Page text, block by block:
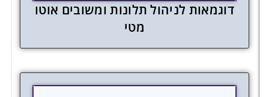
דוגמאות לניהול תלונות ומשובים אוטו
מטי